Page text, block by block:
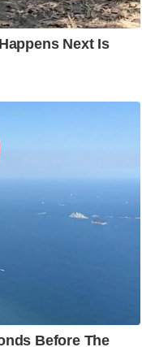
ระเทศไทยมีการให้
างเสริมภูมิคุ้มกันโรค
มาในปี 2539 ได้เพิ่ม
ไม่เคยเป็น ประกอบ
อนบ้านที่เข้ามา
ลางเพื่อดำเนินการ
ลุ่มเด็กอายุ 1-12 ปีทั่ว
ร่งรัดการกำจัดโรค
ใช่จ่ายใดๆ เพื่อรณรงค์
เด็กต่างชาติช่วงอายุ
ณฑ์ทุกราย โดย
งทูม-หัดเยอรมัน
คซีนป้องกันโรคหัด-
จะเริ่มดำเนินการทั่ว